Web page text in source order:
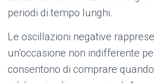
periodi di tempo lunghi.
Le oscillazioni negative
un’occasione non indifferente
consentono di comprare